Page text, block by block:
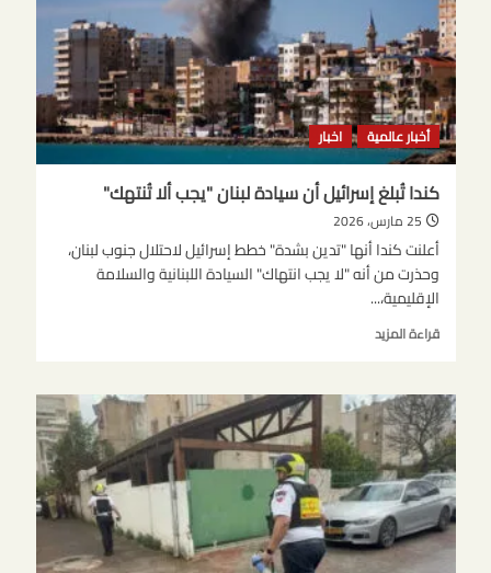
أستراليا
بعد
أحداث
بوندي
أخبار عالمية اخبار
كندا تُبلغ إسرائيل أن سيادة لبنان "يجب ألا تُنتهك"
25 مارس، 2026
أعلنت كندا أنها "تدين بشدة" خطط إسرائيل لاحتلال جنوب لبنان،
وحذرت من أنه "لا يجب انتهاك" السيادة اللبنانية والسلامة
الإقليمية،...
قراءة المزيداقرأ
كندا
تُبلغ
إسرائيل
أن
سيادة
لبنان
"يجب
ألا
تُنتهك"